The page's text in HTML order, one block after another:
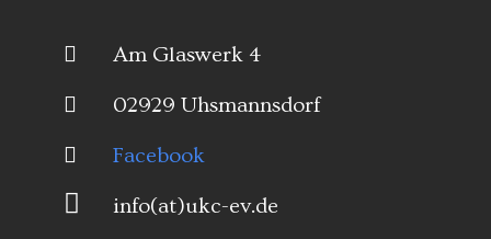
Am Glaswerk 4
02929 Uhsmannsdorf
Facebook
info(at)ukc-ev.de